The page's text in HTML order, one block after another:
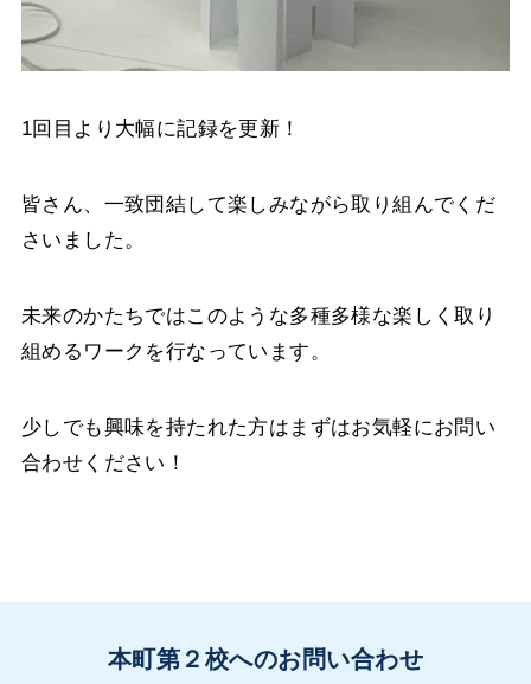
1回目より大幅に記録を更新！
皆さん、一致団結して楽しみながら取り組んでくだ
さいました。
未来のかたちではこのような多種多様な楽しく取り
組めるワークを行なっています。
少しでも興味を持たれた方はまずはお気軽にお問い
合わせください！
本町第２校へのお問い合わせ